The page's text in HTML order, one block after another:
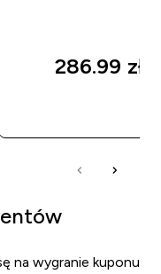
286.99 zł‎
na wygranie kuponu